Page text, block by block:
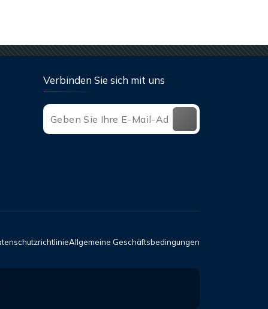
Verbinden Sie sich mit uns
Allgemeine Geschäftsbedingungen